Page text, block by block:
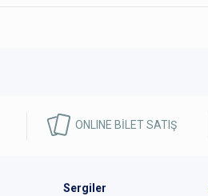
ONLINE BİLET SATIŞ
Sergiler